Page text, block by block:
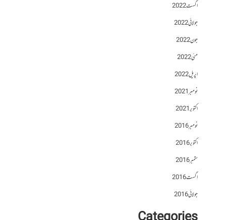
اگست 2022
جولائی 2022
جون 2022
مئی 2022
اپریل 2022
نومبر 2021
اکتوبر 2021
نومبر 2016
اکتوبر 2016
ستمبر 2016
اگست 2016
جولائی 2016